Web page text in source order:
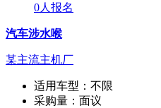
0人报名
汽车涉水喉
某主流主机厂
适用车型： 不限
采购量： 面议